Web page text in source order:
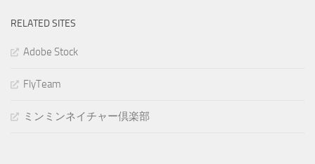
RELATED SITES
Adobe Stock
FlyTeam
ミンミンネイチャー倶楽部